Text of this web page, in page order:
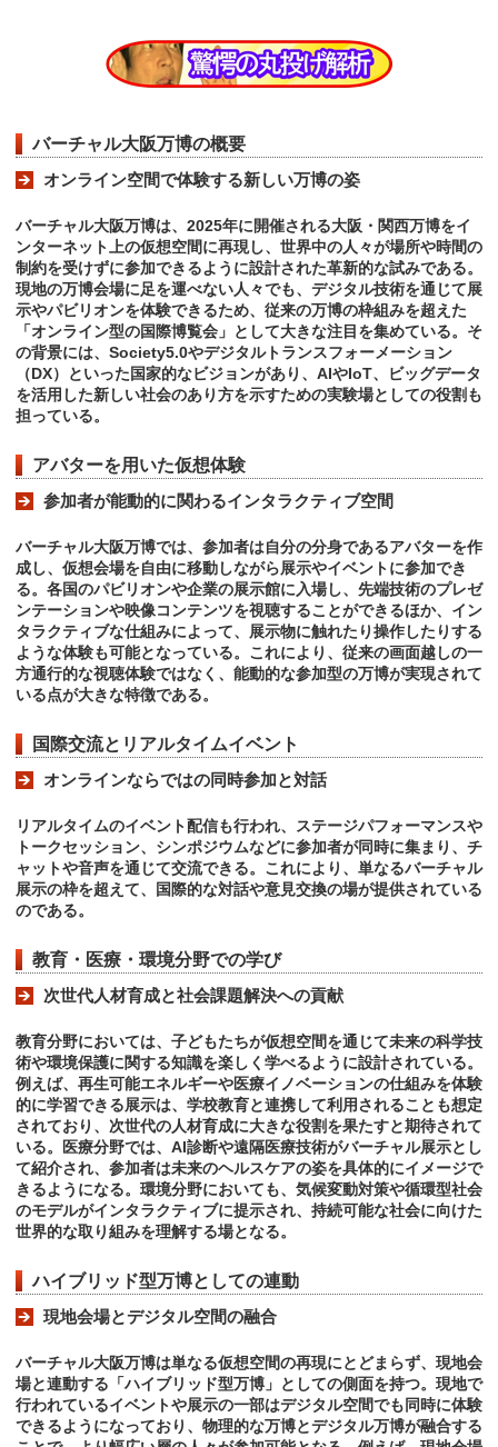
バーチャル大阪万博の概要
オンライン空間で体験する新しい万博の姿
バーチャル大阪万博は、2025年に開催される大阪・関西万博をイ
ンターネット上の仮想空間に再現し、世界中の人々が場所や時間の
制約を受けずに参加できるように設計された革新的な試みである。
現地の万博会場に足を運べない人々でも、デジタル技術を通じて展
示やパビリオンを体験できるため、従来の万博の枠組みを超えた
「オンライン型の国際博覧会」として大きな注目を集めている。そ
の背景には、Society5.0やデジタルトランスフォーメーション
（DX）といった国家的なビジョンがあり、AIやIoT、ビッグデータ
を活用した新しい社会のあり方を示すための実験場としての役割も
担っている。
アバターを用いた仮想体験
参加者が能動的に関わるインタラクティブ空間
バーチャル大阪万博では、参加者は自分の分身であるアバターを作
成し、仮想会場を自由に移動しながら展示やイベントに参加でき
る。各国のパビリオンや企業の展示館に入場し、先端技術のプレゼ
ンテーションや映像コンテンツを視聴することができるほか、イン
タラクティブな仕組みによって、展示物に触れたり操作したりする
ような体験も可能となっている。これにより、従来の画面越しの一
方通行的な視聴体験ではなく、能動的な参加型の万博が実現されて
いる点が大きな特徴である。
国際交流とリアルタイムイベント
オンラインならではの同時参加と対話
リアルタイムのイベント配信も行われ、ステージパフォーマンスや
トークセッション、シンポジウムなどに参加者が同時に集まり、チ
ャットや音声を通じて交流できる。これにより、単なるバーチャル
展示の枠を超えて、国際的な対話や意見交換の場が提供されている
のである。
教育・医療・環境分野での学び
次世代人材育成と社会課題解決への貢献
教育分野においては、子どもたちが仮想空間を通じて未来の科学技
術や環境保護に関する知識を楽しく学べるように設計されている。
例えば、再生可能エネルギーや医療イノベーションの仕組みを体験
的に学習できる展示は、学校教育と連携して利用されることも想定
されており、次世代の人材育成に大きな役割を果たすと期待されて
いる。医療分野では、AI診断や遠隔医療技術がバーチャル展示とし
て紹介され、参加者は未来のヘルスケアの姿を具体的にイメージで
きるようになる。環境分野においても、気候変動対策や循環型社会
のモデルがインタラクティブに提示され、持続可能な社会に向けた
世界的な取り組みを理解する場となる。
ハイブリッド型万博としての連動
現地会場とデジタル空間の融合
バーチャル大阪万博は単なる仮想空間の再現にとどまらず、現地会
場と連動する「ハイブリッド型万博」としての側面を持つ。現地で
行われているイベントや展示の一部はデジタル空間でも同時に体験
できるようになっており、物理的な万博とデジタル万博が融合する